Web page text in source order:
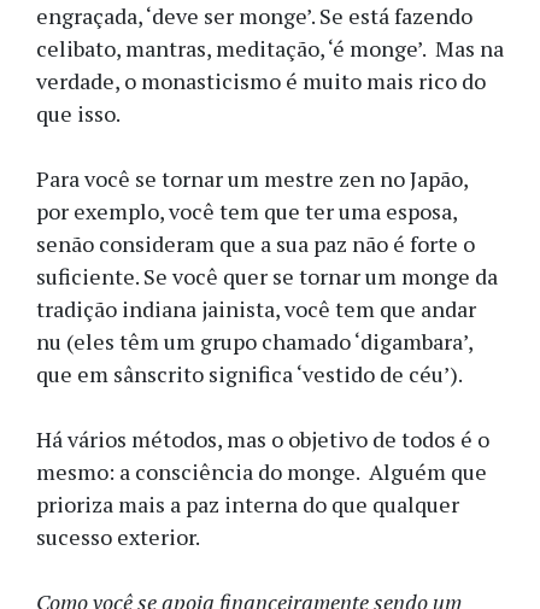
engraçada, ‘deve ser monge’. Se está fazendo
celibato, mantras, meditação, ‘é monge’. Mas na
verdade, o monasticismo é muito mais rico do
que isso.
Para você se tornar um mestre zen no Japão,
por exemplo, você tem que ter uma esposa,
senão consideram que a sua paz não é forte o
suficiente. Se você quer se tornar um monge da
tradição indiana jainista, você tem que andar
nu (eles têm um grupo chamado ‘digambara’,
que em sânscrito significa ‘vestido de céu’).
Há vários métodos, mas o objetivo de todos é o
mesmo: a consciência do monge. Alguém que
prioriza mais a paz interna do que qualquer
sucesso exterior.
Como você se apoia financeiramente sendo um